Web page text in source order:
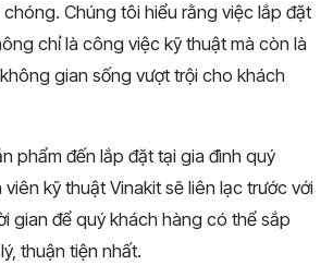
Chúng tôi hiểu rằng việc lắp đặt
chỉ là công việc kỹ thuật mà còn là
gian sống vượt trội cho khách
phẩm đến lắp đặt tại gia đình quý
kỹ thuật Vinakit sẽ liên lạc trước với
gian để quý khách hàng có thể sắp
thuận tiện nhất.